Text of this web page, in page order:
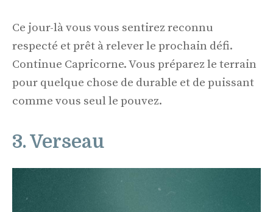
Ce jour-là vous vous sentirez reconnu
respecté et prêt à relever le prochain défi.
Continue Capricorne. Vous préparez le terrain
pour quelque chose de durable et de puissant
comme vous seul le pouvez.
3. Verseau